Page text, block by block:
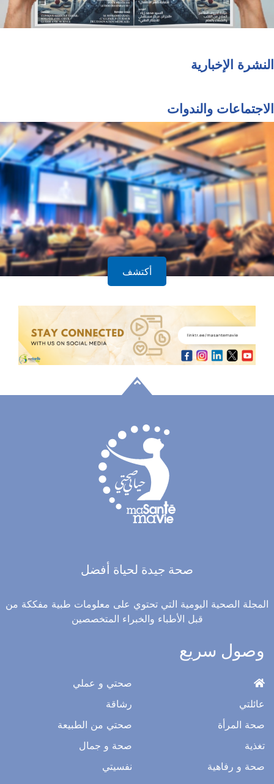
النشرة الإخبارية
الاجتماعات والندوات
أكتشف
صحة جيدة لحياة أفضل
المجلة الصحية اليومية التي تحتوي على معلومات طبية مفككة من
قبل الأطباء والخبراء المتخصصين
وصول سريع
عائلتي
صحة المرأة
تغذية
صحة و رفاهية
صحتي و عملي
رشاقة
صحتي من الطبيعة
صحة و جمال
نفسيتي